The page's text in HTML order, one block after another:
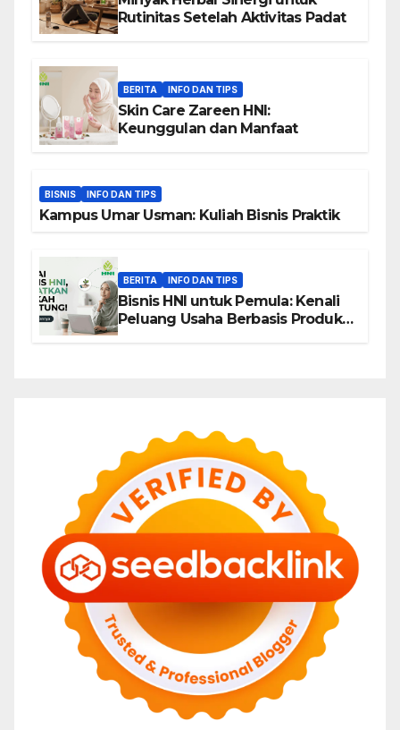
Rutinitas Setelah Aktivitas Padat
BERITA INFO DAN TIPS
Skin Care Zareen HNI:
Keunggulan dan Manfaat
BISNIS INFO DAN TIPS
Kampus Umar Usman: Kuliah Bisnis Praktik
BERITA INFO DAN TIPS
Bisnis HNI untuk Pemula: Kenali
Peluang Usaha Berbasis Produk,